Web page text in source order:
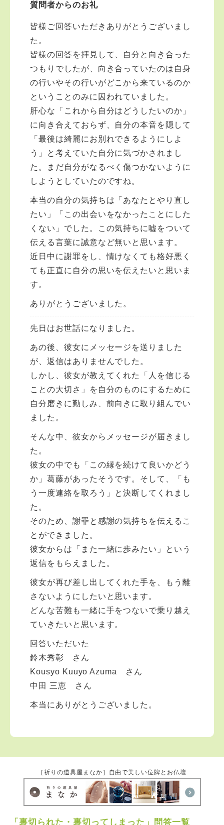
質問者からのお礼
皆様ご回答いただきありがとうございまし
た。
皆様の回答を拝見して、自分と向き合った
つもりでしたが、向き合っていたのは自身
の行いやその行いがどこから来ているのか
ということのみに囚われていました。
肝心な「これから自分はどうしたいのか」
に向き合えておらず、自分の本音を隠して
「最後は綺麗にお別れできるようにしよ
う」と考えていた自分に気づかされまし
た。まだ自分がなるべく傷つかないように
しようとしていたのですね。
本当の自分の気持ちは「あなたとやり直し
たい」「この出会いをなかったことにした
くない」でした。この気持ちに嘘をついて
伝える言葉に誠意など無いと思います。
近日中に謝罪をし、情けなくても格好悪く
ても正直に自分の思いを伝えたいと思いま
す。
ありがとうございました。
先日はお世話になりました。
あの後、彼女にメッセージを送りました
が、返信はありませんでした。
しかし、彼女が教えてくれた「人を信じる
ことの大切さ」を自分のものにするために
自分磨きに勤しみ、前向きに取り組んでい
ました。
そんな中、彼女からメッセージが届きまし
た。
彼女の中でも「この縁を続けて良いかどう
か」葛藤があったそうです。そして、「も
う一度連絡を取ろう」と決断してくれまし
た。
そのため、謝罪と感謝の気持ちを伝えるこ
とができました。
彼女からは「また一緒に歩みたい」という
返信をもらえました。
彼女が再び差し出してくれた手を、もう離
さないようにしたいと思います。
どんな苦難も一緒に手をつないで乗り越え
ていきたいと思います。
回答いただいた
鈴木秀彰 さん
Kousyo Kuuyo Azuma さん
中田 三恵 さん
本当にありがとうございました。
［祈りの道具屋まなか］自由で美しい位牌とお仏壇
「裏切られた・裏切ってしまった」問答一覧